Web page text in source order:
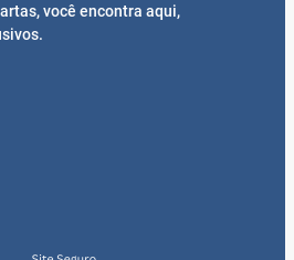
você encontra aqui,